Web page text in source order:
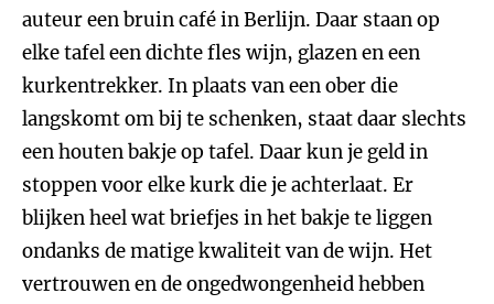
auteur een bruin café in Berlijn. Daar staan op
elke tafel een dichte fles wijn, glazen en een
kurkentrekker. In plaats van een ober die
langskomt om bij te schenken, staat daar slechts
een houten bakje op tafel. Daar kun je geld in
stoppen voor elke kurk die je achterlaat. Er
blijken heel wat briefjes in het bakje te liggen
ondanks de matige kwaliteit van de wijn. Het
vertrouwen en de ongedwongenheid hebben